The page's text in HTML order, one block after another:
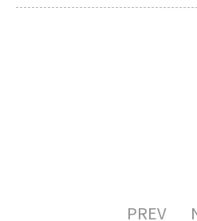
PREV